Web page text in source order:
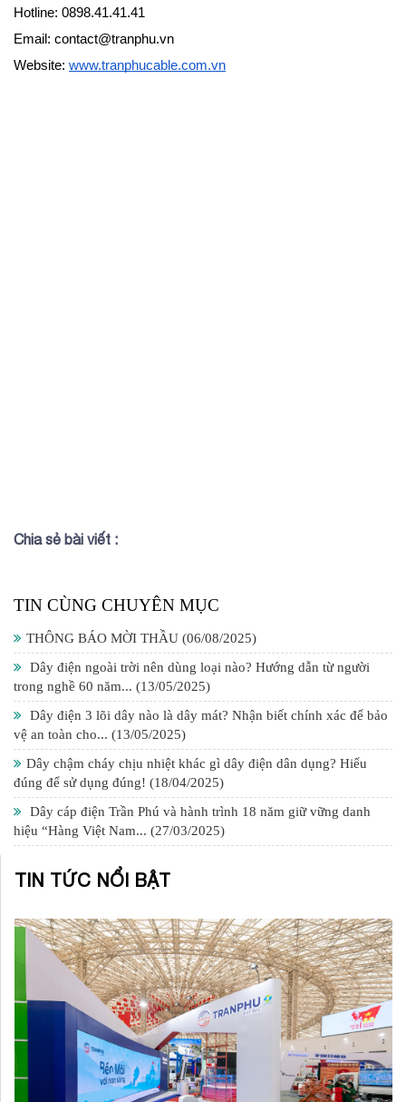
Hotline: 0898.41.41.41
Email: contact@tranphu.vn
Website: www.tranphucable.com.vn
Chia sẻ bài viết :
TIN CÙNG CHUYÊN MỤC
THÔNG BÁO MỜI THẦU (06/08/2025)
Dây điện ngoài trời nên dùng loại nào? Hướng dẫn từ người
trong nghề 60 năm... (13/05/2025)
Dây điện 3 lõi dây nào là dây mát? Nhận biết chính xác để bảo
vệ an toàn cho... (13/05/2025)
Dây chậm cháy chịu nhiệt khác gì dây điện dân dụng? Hiểu
đúng để sử dụng đúng! (18/04/2025)
Dây cáp điện Trần Phú và hành trình 18 năm giữ vững danh
hiệu “Hàng Việt Nam... (27/03/2025)
TIN TỨC NỔI BẬT